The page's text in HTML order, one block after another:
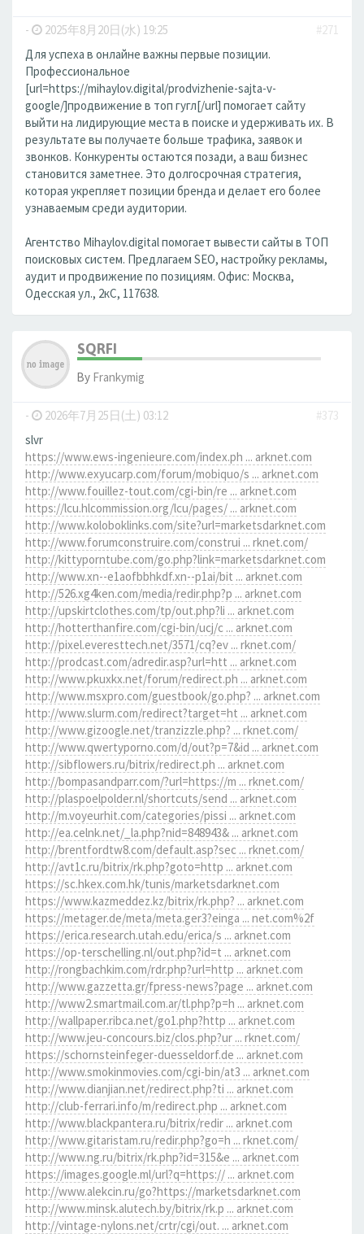
- 2025年8月20日(水) 19:25
#271
Для успеха в онлайне важны первые позиции.
Профессиональное
[url=https://mihaylov.digital/prodvizhenie-sajta-v-
google/]продвижение в топ гугл[/url] помогает сайту
выйти на лидирующие места в поиске и удерживать их. В
результате вы получаете больше трафика, заявок и
звонков. Конкуренты остаются позади, а ваш бизнес
становится заметнее. Это долгосрочная стратегия,
которая укрепляет позиции бренда и делает его более
узнаваемым среди аудитории.
Агентство Mihaylov.digital помогает вывести сайты в ТОП
поисковых систем. Предлагаем SEO, настройку рекламы,
аудит и продвижение по позициям. Офис: Москва,
Одесская ул., 2кС, 117638.
SQRFI
By Frankymig
- 2026年7月25日(土) 03:12
#373
slvr
https://www.ews-ingenieure.com/index.ph ... arknet.com
http://www.exyucarp.com/forum/mobiquo/s ... arknet.com
http://www.fouillez-tout.com/cgi-bin/re ... arknet.com
https://lcu.hlcommission.org/lcu/pages/ ... arknet.com
http://www.koloboklinks.com/site?url=marketsdarknet.com
http://www.forumconstruire.com/construi ... rknet.com/
http://kittyporntube.com/go.php?link=marketsdarknet.com
http://www.xn--e1aofbbhkdf.xn--p1ai/bit ... arknet.com
http://526.xg4ken.com/media/redir.php?p ... arknet.com
http://upskirtclothes.com/tp/out.php?li ... arknet.com
http://hotterthanfire.com/cgi-bin/ucj/c ... arknet.com
http://pixel.everesttech.net/3571/cq?ev ... rknet.com/
http://prodcast.com/adredir.asp?url=htt ... arknet.com
http://www.pkuxkx.net/forum/redirect.ph ... arknet.com
http://www.msxpro.com/guestbook/go.php? ... arknet.com
http://www.slurm.com/redirect?target=ht ... arknet.com
http://www.gizoogle.net/tranzizzle.php? ... rknet.com/
http://www.qwertyporno.com/d/out?p=7&id ... arknet.com
http://sibflowers.ru/bitrix/redirect.ph ... arknet.com
http://bompasandparr.com/?url=https://m ... rknet.com/
http://plaspoelpolder.nl/shortcuts/send ... arknet.com
http://m.voyeurhit.com/categories/pissi ... arknet.com
http://ea.celnk.net/_la.php?nid=848943& ... arknet.com
http://brentfordtw8.com/default.asp?sec ... rknet.com/
http://avt1c.ru/bitrix/rk.php?goto=http ... arknet.com
https://sc.hkex.com.hk/tunis/marketsdarknet.com
https://www.kazmeddez.kz/bitrix/rk.php? ... arknet.com
https://metager.de/meta/meta.ger3?einga ... net.com%2f
https://erica.research.utah.edu/erica/s ... arknet.com
https://op-terschelling.nl/out.php?id=t ... arknet.com
http://rongbachkim.com/rdr.php?url=http ... arknet.com
http://www.gazzetta.gr/fpress-news?page ... arknet.com
http://www2.smartmail.com.ar/tl.php?p=h ... arknet.com
http://wallpaper.ribca.net/go1.php?http ... arknet.com
http://www.jeu-concours.biz/clos.php?ur ... rknet.com/
https://schornsteinfeger-duesseldorf.de ... arknet.com
http://www.smokinmovies.com/cgi-bin/at3 ... arknet.com
http://www.dianjian.net/redirect.php?ti ... arknet.com
http://club-ferrari.info/m/redirect.php ... arknet.com
http://www.blackpantera.ru/bitrix/redir ... arknet.com
http://www.gitaristam.ru/redir.php?go=h ... rknet.com/
http://www.ng.ru/bitrix/rk.php?id=315&e ... arknet.com
https://images.google.ml/url?q=https:// ... arknet.com
http://www.alekcin.ru/go?https://marketsdarknet.com
http://www.minsk.alutech.by/bitrix/rk.p ... arknet.com
http://vintage-nylons.net/crtr/cgi/out. ... arknet.com